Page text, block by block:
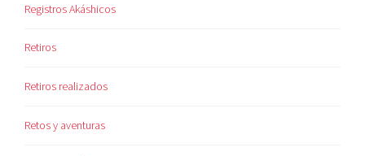
Registros Akáshicos
Retiros
Retiros realizados
Retos y aventuras